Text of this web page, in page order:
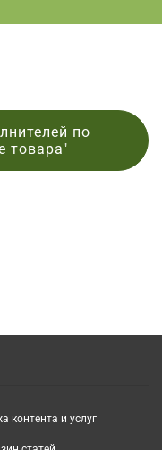
по
товара"
контента и услуг